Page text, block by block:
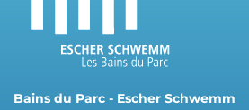
Bains du Parc - Escher Schwemm